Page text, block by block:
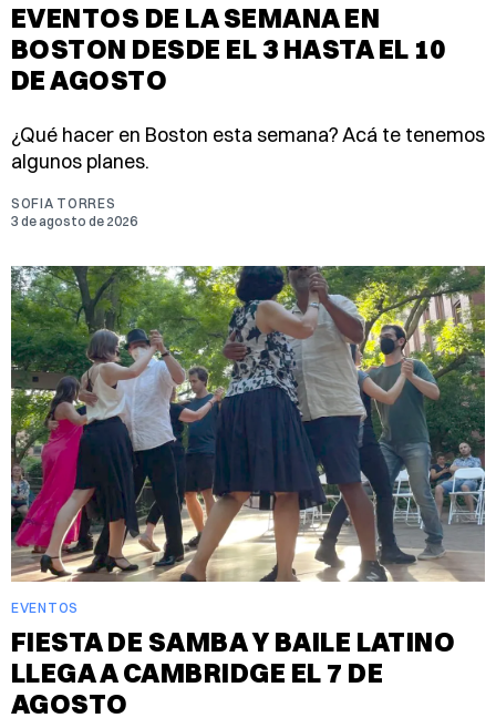
EVENTOS DE LA SEMANA EN
BOSTON DESDE EL 3 HASTA EL 10
DE AGOSTO
¿Qué hacer en Boston esta semana? Acá te tenemos
algunos planes.
SOFIA TORRES
3 de agosto de 2026
EVENTOS
FIESTA DE SAMBA Y BAILE LATINO
LLEGA A CAMBRIDGE EL 7 DE
AGOSTO